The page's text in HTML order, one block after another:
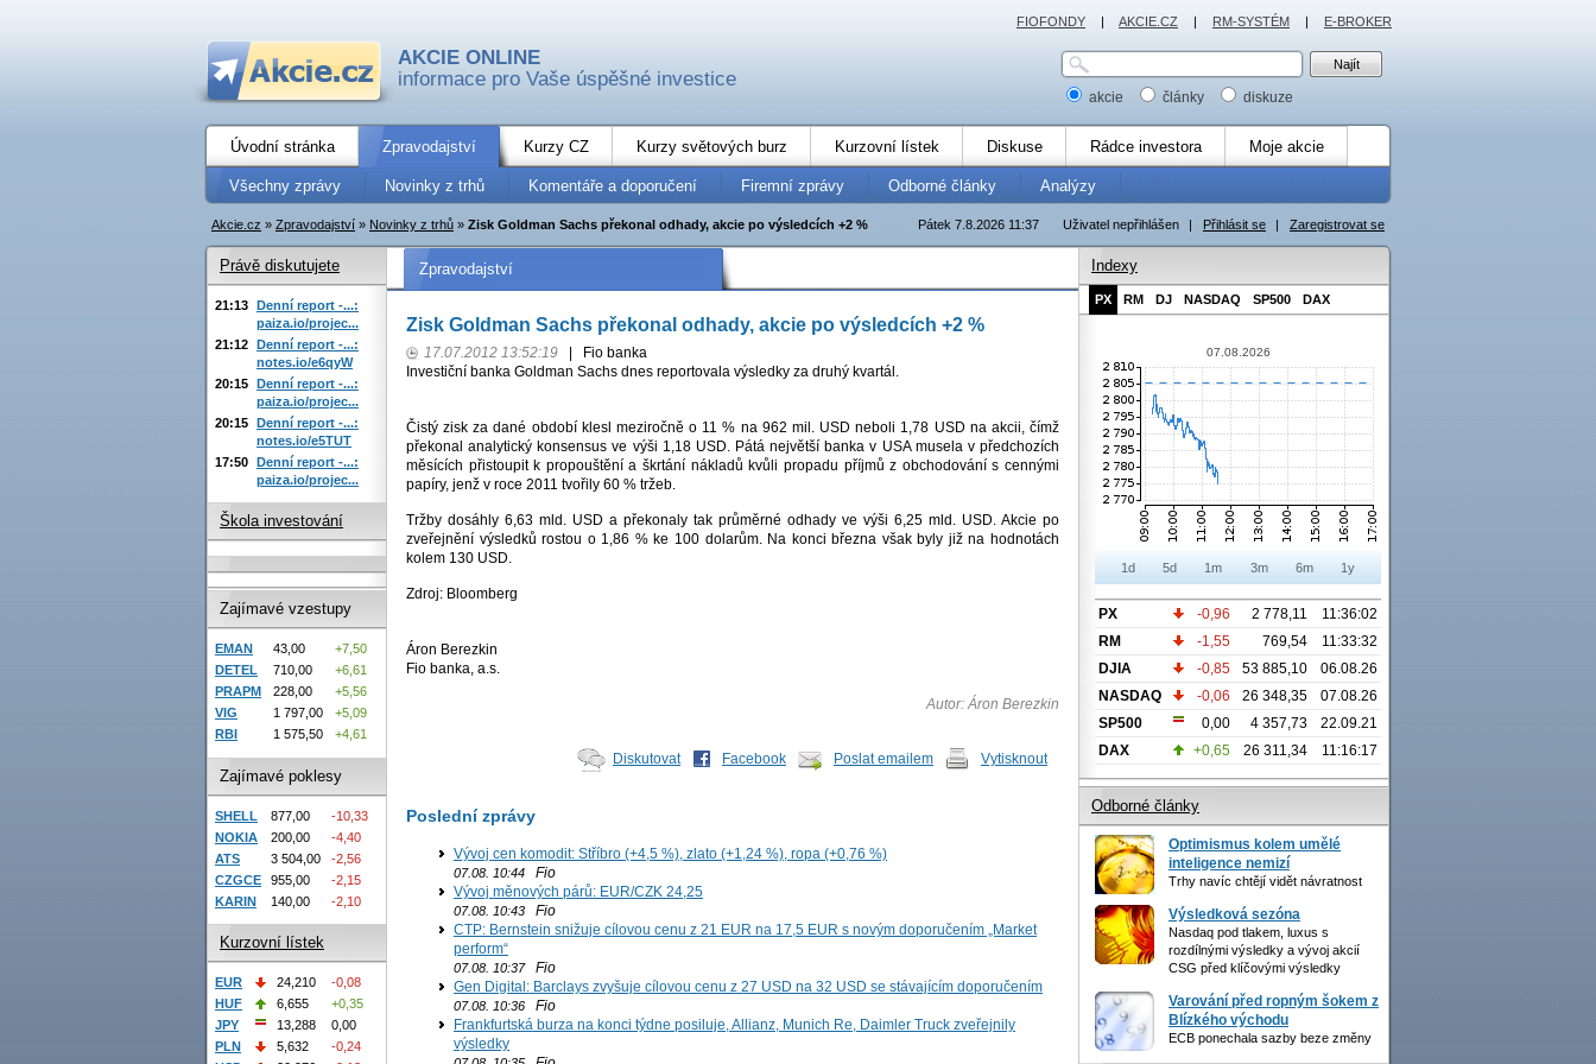
AKCIE ONLINE
informace pro Vaše úspěšné investice
akcie články diskuze
Úvodní stránka Zpravodajství Kurzy CZ Kurzy světových burz Kurzovní lístek Diskuse Rádce investora Moje akcie
Všechny zprávy Novinky z trhů Komentáře a doporučení Firemní zprávy Odborné články Analýzy
Uživatel nepřihlášen | Přihlásit se | Zaregistrovat se
Pátek 7.8.2026 11:37
Akcie.cz » Zpravodajství » Novinky z trhů » Zisk Goldman Sachs překonal odhady, akcie po výsledcích +2 %
Zpravodajství
Zisk Goldman Sachs překonal odhady, akcie po výsledcích +2 %
17.07.2012 13:52:19
Fio banka
Investiční banka Goldman Sachs dnes reportovala výsledky za druhý kvartál.
Čistý zisk za dané období klesl meziročně o 11 % na 962 mil. USD neboli 1,78 USD na akcii, čímž
překonal analytický konsensus ve výši 1,18 USD. Pátá největší banka v USA musela v předchozích
měsících přistoupit k propouštění a škrtání nákladů kvůli propadu příjmů z obchodování s cennými
papíry, jenž v roce 2011 tvořily 60 % tržeb.
Tržby dosáhly 6,63 mld. USD a překonaly tak průměrné odhady ve výši 6,25 mld. USD. Akcie po
zveřejnění výsledků rostou o 1,86 % ke 100 dolarům. Na konci března však byly již na hodnotách
kolem 130 USD.
Zdroj: Bloomberg
Áron Berezkin
Fio banka, a.s.
Autor: Áron Berezkin
Diskutovat Facebook Poslat emailem Vytisknout
Poslední zprávy
Vývoj cen komodit: Stříbro (+4,5 %), zlato (+1,24 %), ropa (+0,76 %)
07.08. 10:44 Fio
Vývoj měnových párů: EUR/CZK 24,25
07.08. 10:43 Fio
CTP: Bernstein snižuje cílovou cenu z 21 EUR na 17,5 EUR s novým doporučením „Market
perform“
07.08. 10:37Fio
Gen Digital: Barclays zvyšuje cílovou cenu z 27 USD na 32 USD se stávajícím doporučením
07.08. 10:36 Fio
Frankfurtská burza na konci týdne posiluje, Allianz, Munich Re, Daimler Truck zveřejnily
výsledky
Právě diskutujete
21:13 Denní report -...:
paiza.io/projec...
21:12 Denní report -...:
notes.io/e6qyW
20:15 Denní report -...:
paiza.io/projec...
20:15 Denní report -...:
notes.io/e5TUT
17:50 Denní report -...:
paiza.io/projec...
Škola investování
Zajímavé vzestupy
EMAN 43,00
+7,50
DETEL
710,00
+6,61
PRAPM
228,00
+5,56
VIG
1 797,00
+5,09
RBI
1 575,50 +4,61
Zajímavé poklesy
SHELL 877,00
-10,33
NOKIA
200,00
-4,40
ATS
3 504,00
-2,56
CZGCE
955,00
-2,15
KARIN
140,00 -2,10
Kurzovní lístek
EUR 24,210
-0,08
HUF
6,655
+0,35
JPY
13,288
0,00
PLN
5,632
-0,24
Indexy
PX RM DJ NASDAQ SP500 DAX
07.08.2026
1d 5d 1m 3m 6m 1y
PX -0,96 2 778,11
11:36:02
RM
-1,55 769,54
11:33:32
DJIA
-0,85 53 885,10
06.08.26
NASDAQ
-0,06 26 348,35
07.08.26
SP500
0,00 4 357,73
22.09.21
DAX
+0,65 26 311,34 11:16:17
Odborné články
Optimismus kolem umělé
inteligence nemizí
Trhy navíc chtějí vidět návratnost
Výsledková sezóna
Nasdaq pod tlakem, luxus s
rozdílnými výsledky a vývoj akcií
CSG před klíčovými výsledky
Varování před ropným šokem z
Blízkého východu
ECB ponechala sazby beze změny
FIOFONDY | AKCIE.CZ | RM-SYSTÉM | E-BROKER